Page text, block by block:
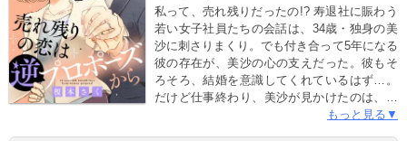
私って、売れ残りだったの!? 寿退社に賑わう
若い女子社員たちの会話は、34歳・独身の美
沙に刺さりまくり。でも付き合って5年になる
彼の存在が、美沙の心の支えだった。彼もそ
ろそろ、結婚を意識してくれているはず…。
だけど仕事終わり、美沙が見かけたのは、若
い女の子と腕を組んでいる彼の姿だった! ど
もっと見る▼